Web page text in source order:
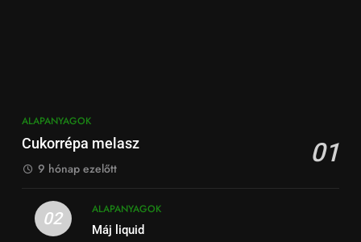
ALAPANYAGOK
Cukorrépa melasz 01
9 hónap ezelőtt
02
ALAPANYAGOK
Máj liquid